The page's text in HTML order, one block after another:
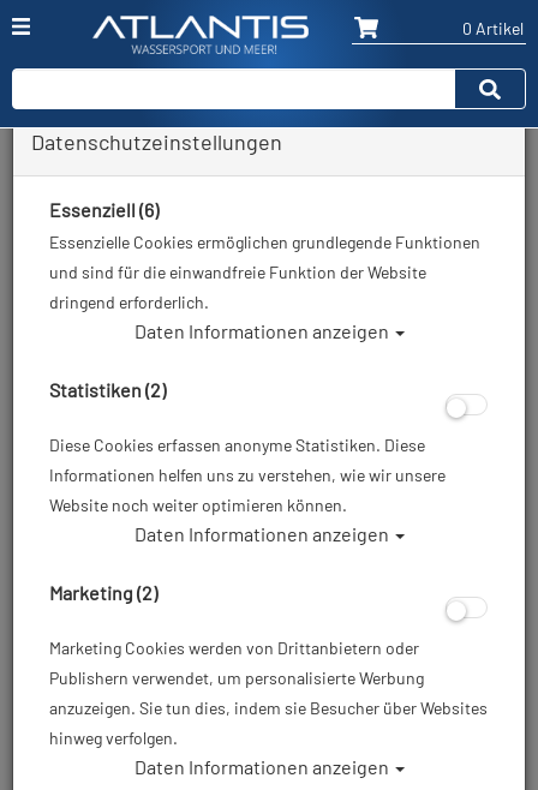
0 Artikel
Kundenzufriedenheit
zufrieden? Oder entspricht etwas nicht deinen
Erwartungen an uns?
Die Zufriedenheit unserer Kunden
ihr gern unsere Services beim
Bewertungsdienstleister Ekomi
bewerten. Unser aktuelles Ranking
(03/2020) von 4,8 von 5 Punkten ist
für uns jedoch kein Grund zum
Ansporn, auch noch die letzten
Du kannst dich mit deinem
Anliegen natürlich auch direkt an
Atlantis wenden. Unter der
eigenen E-Mail-Adresse
kundenzufriedenheit@atlantis-
Datenschutzeinstellungen
Essenziell (6)
Essenzielle Cookies ermöglichen grundlegende Funktionen
und sind für die einwandfreie Funktion der Website
dringend erforderlich.
Daten Informationen anzeigen
Statistiken (2)
Diese Cookies erfassen anonyme Statistiken. Diese
Informationen helfen uns zu verstehen, wie wir unsere
Website noch weiter optimieren können.
Daten Informationen anzeigen
Marketing (2)
Marketing Cookies werden von Drittanbietern oder
Publishern verwendet, um personalisierte Werbung
anzuzeigen. Sie tun dies, indem sie Besucher über Websites
hinweg verfolgen.
Daten Informationen anzeigen